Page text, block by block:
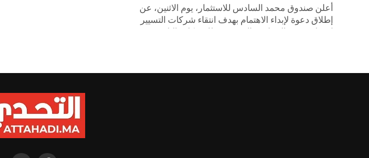
أعلن صندوق محمد السادس للاستثمار، يوم الاثنين، عن
إطلاق دعوة لإبداء الاهتمام بهدف انتقاء شركات التسيير
لإنشاء وتدبير الصناديق المخصصة للشركات الناشئة،